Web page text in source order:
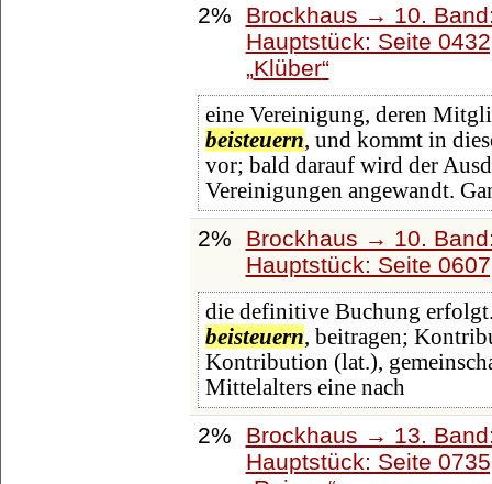
2%
Brockhaus → 10.
Hauptstück: Seite
Klüber
eine Vereinigung, deren
beisteuern, und kommt in
vor; bald darauf wird der
Vereinigungen angewandt.
2%
Brockhaus → 10.
Hauptstück: Seite
die definitive Buchung
beisteuern, beitragen;
Kontribution (lat.),
Mittelalters eine nach
2%
Brockhaus → 13.
Hauptstück: Seite